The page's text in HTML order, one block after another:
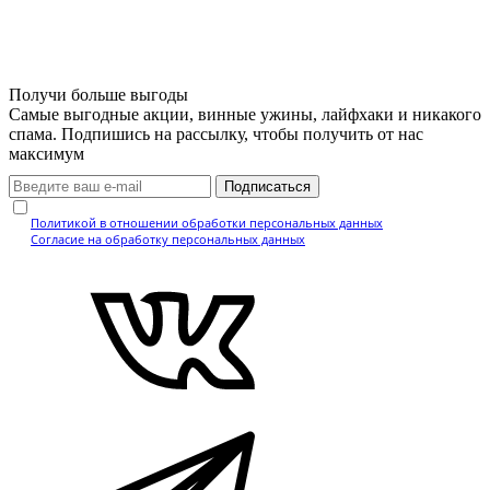
Получи больше выгоды
Самые выгодные акции, винные ужины, лайфхаки и никакого
спама. Подпишись на рассылку, чтобы получить от нас
максимум
Подписаться
Политикой в отношении обработки персональных данных
Согласие на обработку персональных данных